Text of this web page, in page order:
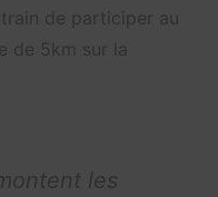
de participer au
de 5km sur la
les